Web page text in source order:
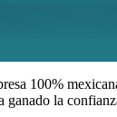
100%
ganado la